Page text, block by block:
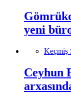
yeni
Keçmiş
Ceyhun